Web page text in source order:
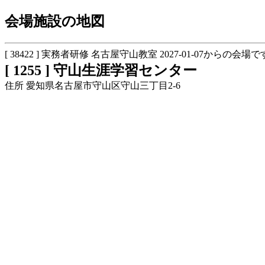
会場施設の地図
[ 38422 ] 実務者研修 名古屋守山教室 2027-01-07からの会場で
[ 1255 ] 守山生涯学習センター
住所 愛知県名古屋市守山区守山三丁目2-6